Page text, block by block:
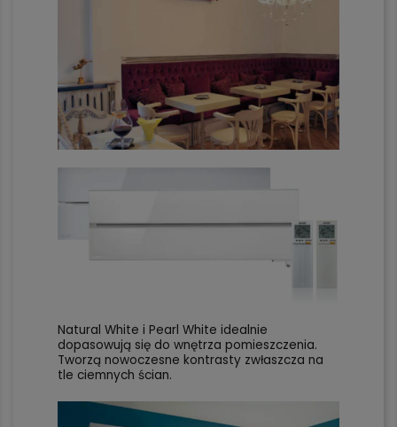
Natural White i Pearl White idealnie
dopasowują się do wnętrza pomieszczenia.
Tworzą nowoczesne kontrasty zwłaszcza na
tle ciemnych ścian.